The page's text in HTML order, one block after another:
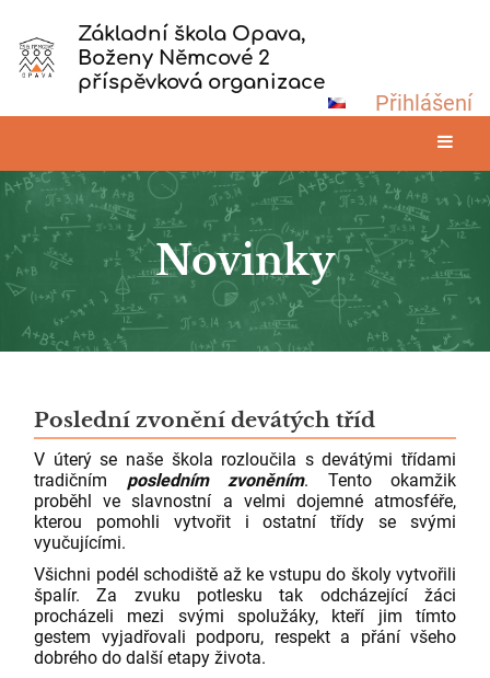
Základní škola Opava,
Boženy Němcové 2
příspěvková organizace
Přihlášení
Novinky
Poslední zvonění devátých tříd
V úterý se naše škola rozloučila s devátými třídami
tradičním
posledním zvoněním. Tento okamžik
proběhl ve slavnostní a velmi dojemné atmosféře,
kterou pomohli vytvořit i ostatní třídy se svými
vyučujícími.
Všichni podél schodiště až ke vstupu do školy vytvořili
špalír. Za zvuku potlesku tak odcházející žáci
procházeli mezi svými spolužáky, kteří jim tímto
gestem vyjadřovali podporu, respekt a přání všeho
dobrého do další etapy života.